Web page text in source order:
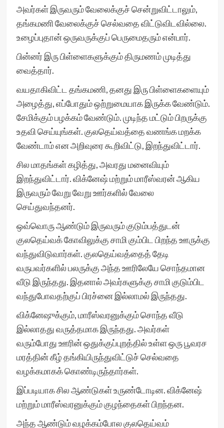
அவர்கள் இருவரும் வேலைக்குச் சென்றுவிட்டாலும்,
தங்கமணி வேலைக்குச் செல்வதை விட்டுவிடவில்லை.
உழைப்புதான் ஒருவருக்குப் பெருமைதரும் என்பார்.
பின்னர் இரு பிள்ளைகளுக்கும் திருமணம் முடித்து
வைத்தார்.
வயதாகிவிட்ட தங்கமணி, தனது இரு பிள்ளைகளையும்
அழைத்து, எப்போதும் ஒற்றுமையாக இருக்க வேண்டும்.
சேமிக்கும் பழக்கம் வேண்டும். முடிந்த மட்டும் பிறருக்கு
உதவி செய்யுங்கள். குலதெய்வத்தை வணங்க மறக்க
வேண்டாம் என அறிவுரை கூறிவிட்டு, இறந்துவிட்டார்.
சில மாதங்கள் கழித்து, அவரது மனைவியும்
இறந்துவிட்டார். விக்னேஷ் மற்றும் மாரீஸ்வரன் ஆகிய
இருவரும் வேறு வேறு ஊர்களில் வேலை
செய்துவந்தனர்.
ஒவ்வொரு ஆண்டும் இருவரும் குடும்பத்துடன்
குலதெய்வக் கோவிலுக்கு சாமி கும்பிட பிறந்த ஊருக்கு
வந்துவிடுவார்கள். குலதெய்வத்தைத் தேடி
வருபவர்களில் பலருக்கு அந்த ஊரிலேயே சொந்தமான
வீடு இருந்தது. இதனால் அவர்களுக்கு சாமி குடும்பிட
வந்துபோவதற்குப் பிரச்னை இல்லாமல் இருந்தது.
விக்னேஷுக்கும், மாரீஸ்வரனுக்கும் சொந்த வீடு
இல்லாதது வருத்தமாக இருந்தது. அவர்கள்
வரும்போது ஊரின் ஒதுக்குப்புறத்தில் உள்ள ஒரு பூவரச
மரத்தின் கீழ் தங்கியிருந்துவிட்டுச் செல்வதை
வழக்கமாகக் கொண்டிருந்தார்கள்.
இப்படியாக சில ஆண்டுகள் உருண்டோடின. விக்னேஷ்
மற்றும் மாரீஸ்வரனுக்கும் குழந்தைகள் பிறந்தன.
அந்த ஆண்டும் வழக்கம்போல குலதெய்வம்